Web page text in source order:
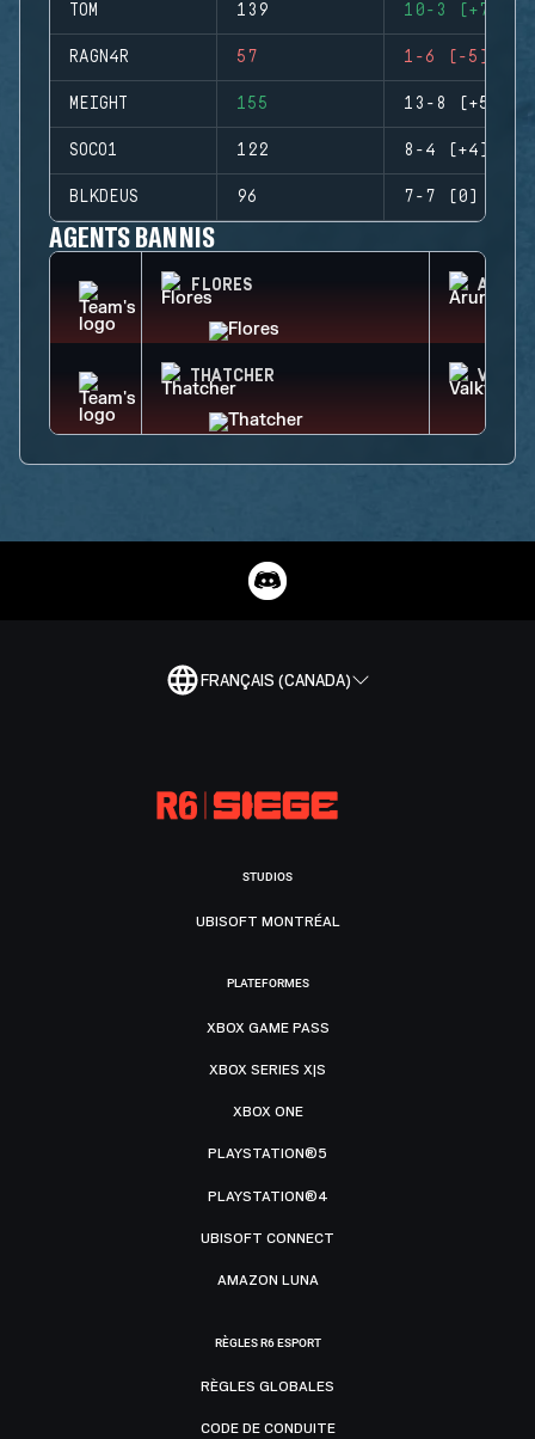
TOM 139 10-3 (+7)
RAGN4R 57 1-6 (-5)
MEIGHT 155 13-8 (+5)
SOCO1 122 8-4 (+4)
BLKDEUS 96 7-7 (0)
AGENTS BANNIS
FLORES ARUNI
THATCHER
FRANÇAIS (CANADA)
STUDIOS
UBISOFT MONTRÉAL
PLATEFORMES
XBOX GAME PASS
XBOX SERIES X|S
XBOX ONE
PLAYSTATION®5
PLAYSTATION®4
UBISOFT CONNECT
AMAZON LUNA
RÈGLES R6 ESPORT
RÈGLES GLOBALES
CODE DE CONDUITE